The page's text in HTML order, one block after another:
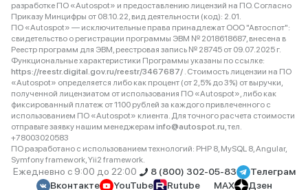
разработке ПО «Autospot» и предоставлению лицензий на ПО. Согласно
Приказу Минцифры от 08.10.22, вид деятельности (код): 2.01.
ПО «Autospot» — исключительные права принадлежат ООО "Автоспот":
свидетельство о регистрации программы ЭВМ № 2018618687, внесена в
Реестр программ для ЭВМ, реестровая запись № 28745 от 09.07.2025 г.
Функциональные характеристики Программы указаны по ссылке:
https://reestr.digital.gov.ru/reestr/3467687/ . Стоимость лицензии на ПО
«Autospot» определяется либо как процент (от 2,5% до 3%) от выручки,
полученной лицензиатом от использования ПО «Autospot», либо как
фиксированный платеж от 1100 рублей за каждого привлеченного с
использованием ПО «Autospot» клиента. Для точного расчета стоимости
отправьте заявку нашим менеджерам info@autospot.ru, тел.
+78003020583
ПО разработано с использованием технологий: PHP 8, MySQL 8, Angular,
Symfony framework, Yii2 framework.
Ежедневно с 9:00 до 22:00 8 (800) 302-05-83
Телеграм
Вконтакте
YouTube Rutube MAX Дзен